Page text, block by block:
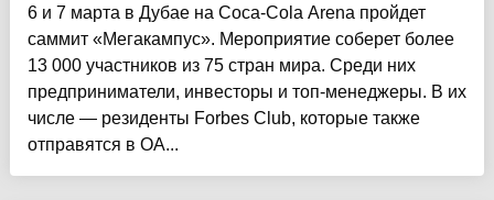
6 и 7 марта в Дубае на Coca-Cola Arena пройдет
саммит «Мегакампус». Мероприятие соберет более
13 000 участников из 75 стран мира. Среди них
предприниматели, инвесторы и топ-менеджеры. В их
числе — резиденты Forbes Club, которые также
отправятся в ОА...